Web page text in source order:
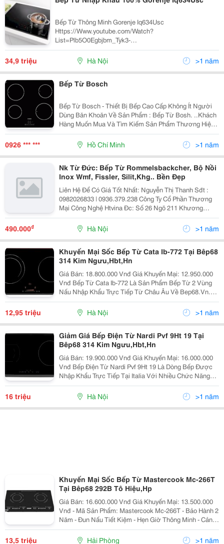
Bếp Từ Thông Minh Gorenje Iq634Usc
Https://Www.youtube.com/Watch?
List=Plb5O0Egbjbm_Tyk3-
Sang Trọng Với Mặt Kính Vitroceramic Màu Đen Cao Cấp.
34,9 triệu Hà Nội >1 năm
Bếp Từ Bosch
Bếp Từ Bosch - Thiết Bị Bếp Cao Cấp Không Ít Người
Dùng Băn Khoăn Về Sản Phẩm : Bếp Từ Bosh. ..Khách
Hàng Muốn Mua Và Tìm Kiếm Sản Phẩm Thương Hiệu
Bosch Nhưng Vẫn Băn Khoăn Chưa Biết Lựa Chọn
Như Thế Nào Để Được Sản Phẩm Ưng Ý...với Mức Phí
0926 *** *** Hồ Chí Minh >1 năm
Nk Từ Đức: Bếp Từ Rommelsbackcher, Bộ Nồi
Inox Wmf, Fissler, Silit,Khg.. Bền Đẹp
Liên Hệ Để Có Giá Tốt Nhất: Nguyễn Thị Thanh Sđt :
0982026833 | 0936.379.238 Công Ty Cổ Phần Thương
Mại Công Nghệ Htvina Đc: Số 26 Ngõ 211 Khương
Trung &Ndash; Thanh Xuân &Ndash; Hà Nội Yahoo
:Nguyenthanh6685 Website: Http://Sieuthiht.com
490.000₫ Hà Nội >1 năm
Khuyến Mại Sốc Bếp Từ Cata Ib-772 Tại Bêp68
314 Kim Ngưu,Hbt,Hn
Giá Bán: 18.800.000 Vnđ Giá Khuyến Mại: 12.950.000
Vnđ Bếp Từ Cata Ib-772 Là Sản Phẩm Bếp Từ 2 Vùng
Nấu Nhập Khẩu Trực Tiếp Từ Châu Âu Về Bep68.Vn.
Bếp Từ Cata Ib-772 Với 2 Vùng Nấu Từ Rộng Rãi Công
Suất Cao Đáp Ứng Được Tất Cả Nhu Cầu
12,95 triệu Hà Nội >1 năm
Giảm Giá Bếp Điện Từ Nardi Pvf 9Ht 19 Tại
Bêp68 314 Kim Ngưu,Hbt,Hn
Giá Bán: 19.900.000 Vnđ Giá Khuyến Mại: 16.000.000
Vnđ Bếp Điện Từ Nardi Pvf 9Ht 19 Là Dòng Bếp Được
Nhập Khẩu Trực Tiếp Tại Italia Với Nhiều Chức Năng
Ưu Việt Nhất Hiện Nay. Bếp Điện Từ Nardi Pvf 9Ht 19
Có Khả Năng Điều Khiển Cảm Ứ
16 triệu Hà Nội >1 năm
Khuyến Mại Sốc Bếp Từ Mastercook Mc-266T
Tại Bêp68 292B Tô Hiệu,Hp
Giá Bán: 16.600.000 Vnđ Giá Khuyến Mại: 13.500.000
Vnđ - Mã Sản Phẩm: Mastercook Mc-266T - Bảo Hành 2
Năm - Đun Nấu Tiết Kiệm - Hẹn Giờ Thông Minh - Cảnh
Báo Nhiệt Dư Vùng Nấu - Hệ Thống Bảo Vệ An Toàn
Quá Nhiệt, Quá
13,5 triệu Hải Phòng >1 năm